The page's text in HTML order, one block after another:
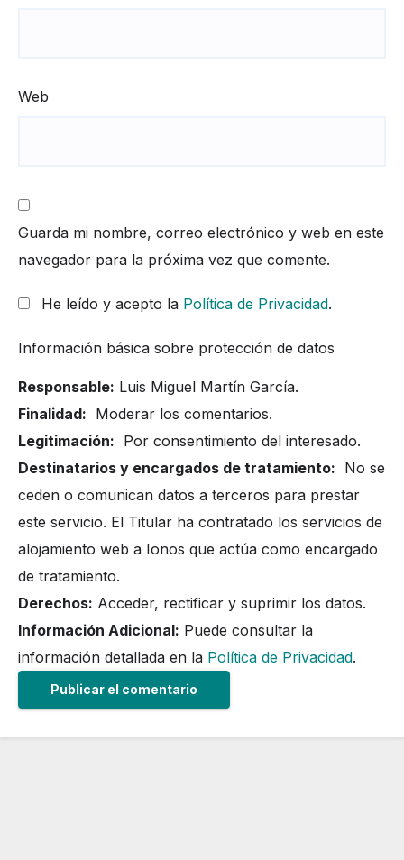
Web
Guarda mi nombre, correo electrónico y web en este
navegador para la próxima vez que comente.
He leído y acepto la Política de Privacidad.
Información básica sobre protección de datos
Responsable: Luis Miguel Martín García.
Finalidad: Moderar los comentarios.
Legitimación: Por consentimiento del interesado.
Destinatarios y encargados de tratamiento: No se
ceden o comunican datos a terceros para prestar
este servicio. El Titular ha contratado los servicios de
alojamiento web a Ionos que actúa como encargado
de tratamiento.
Derechos: Acceder, rectificar y suprimir los datos.
Información Adicional: Puede consultar la
información detallada en la Política de Privacidad.